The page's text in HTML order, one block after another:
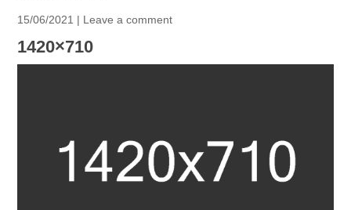
15/06/2021 | Leave a comment
1420×710